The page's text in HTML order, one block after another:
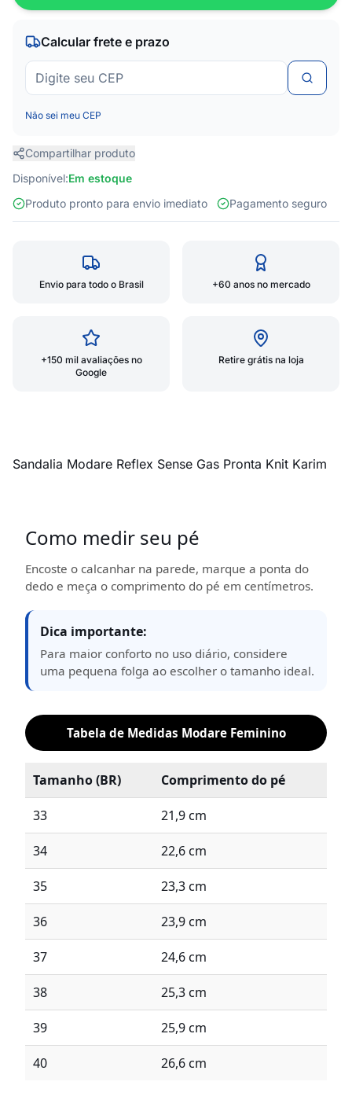
Calcular frete e prazo
Não sei meu CEP
Compartilhar produto
Disponível:Em estoque
Produto pronto para envio imediato
Pagamento seguro
Envio para todo o Brasil +60 anos no mercado
+150 mil avaliações no
Google
Retire grátis na loja
Sandalia Modare Reflex Sense Gas Pronta Knit Karim
Como medir seu pé
Encoste o calcanhar na parede, marque a ponta do
dedo e meça o comprimento do pé em centímetros.
Dica importante:
Para maior conforto no uso diário, considere
uma pequena folga ao escolher o tamanho ideal.
Tabela de Medidas Modare Feminino
Tamanho (BR) Comprimento do pé
33 21,9 cm
34 22,6 cm
35 23,3 cm
36 23,9 cm
37 24,6 cm
38 25,3 cm
39 25,9 cm
40 26,6 cm